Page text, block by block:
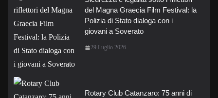
del Magna Graecia Film Festival: la
Polizia di Stato dialoga con i
giovani a Soverato
29 Luglio 2026
Rotary Club Catanzaro: 75 anni di